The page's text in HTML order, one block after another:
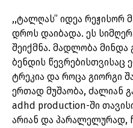
,,ტალღას” იდეა რეჟისორ
დროს დაიბადა. ეს
შეიქმნა. მადლობა მინდა
ბენდის წევრებისთვისაც
ტრეკია და როცა გიორგი
ერთად მუშაობა, ძალიან
adhd production-ში
არიან და პარალელურად,